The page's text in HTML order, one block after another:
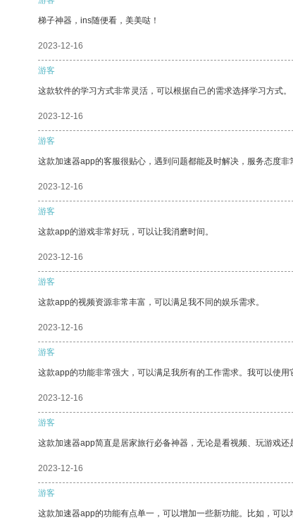
梯子神器，ins随便看，美美哒！
2023-12-16
游客
这款软件的学习方式非常灵活，可以根据自己的需求选择学习方式。
2023-12-16
游客
这款加速器app的客服很贴心，遇到问题都能及时解决，服务态度非
2023-12-16
游客
这款app的游戏非常好玩，可以让我消磨时间。
2023-12-16
游客
这款app的视频资源非常丰富，可以满足我不同的娱乐需求。
2023-12-16
游客
这款app的功能非常强大，可以满足我所有的工作需求。我可以使用
2023-12-16
游客
这款加速器app简直是居家旅行必备神器，无论是看视频、玩游戏
2023-12-16
游客
这款加速器app的功能有点单一，可以增加一些新功能。比如，可